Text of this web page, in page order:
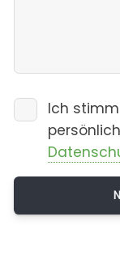
Ich